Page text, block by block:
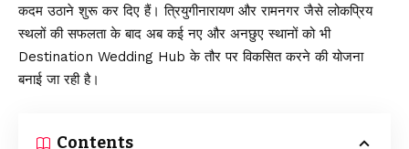
कदम उठाने शुरू कर दिए हैं। त्रियुगीनारायण और रामनगर जैसे लोकप्रिय
स्थलों की सफलता के बाद अब कई नए और अनछुए स्थानों को भी
Destination Wedding Hub के तौर पर विकसित करने की योजना
बनाई जा रही है।
Contents